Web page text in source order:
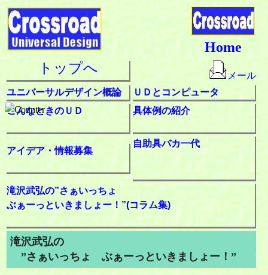
Home
トップへ
メール
ユニバーサルデザイン概論
ＵＤとコンピュータ
こんなときのＵＤ
具体例の紹介
アイデア・情報募集
自助具バカ一代
滝沢武弘の”さぁいっちょ
ぶぁーっといきましょー！”(コラム集)
滝沢武弘の
”さぁいっちょ ぶぁーっといきましょー！”